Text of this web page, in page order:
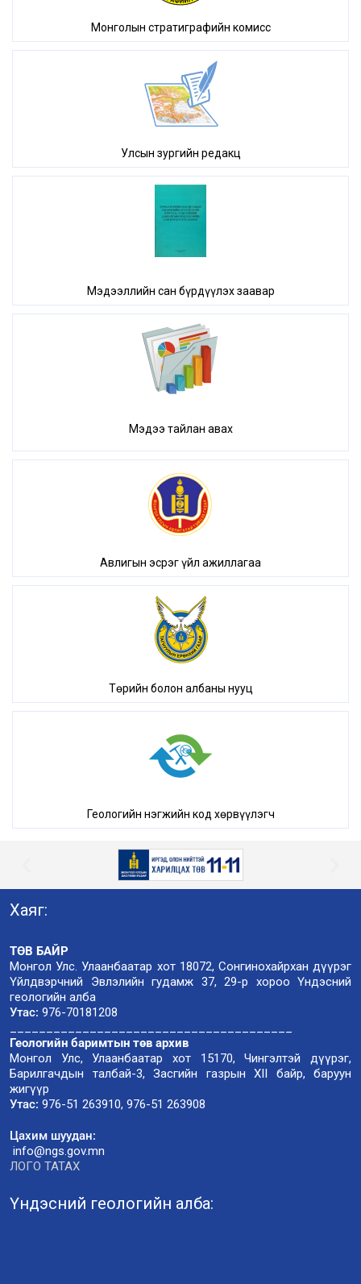
Монголын стратиграфийн комисс
Улсын зургийн редакц
Мэдээллийн сан бүрдүүлэх заавар
Мэдээ тайлан авах
Авлигын эсрэг үйл ажиллагаа
Төрийн болон албаны нууц
Геологийн нэгжийн код хөрвүүлэгч
Хаяг:
ТӨВ БАЙР
Монгол Улс. Улаанбаатар хот 18072, Сонгинохайрхан дүүрэг
Үйлдвэрчний Эвлэлийн гудамж 37, 29-р хороо Үндэсний
геологийн алба
Утас: 976-70181208
Геологийн баримтын төв архив
Монгол Улс, Улаанбаатар хот 15170, Чингэлтэй дүүрэг,
Барилгачдын талбай-3, Засгийн газрын XII байр, баруун
жигүүр
Утас: 976-51 263910, 976-51 263908
Цахим шуудан:
info@ngs.gov.mn
ЛОГО ТАТАХ
Үндэсний геологийн алба: